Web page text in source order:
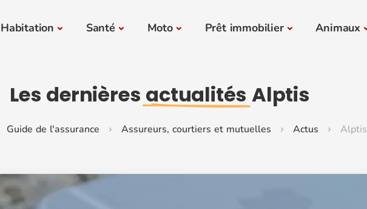
Habitation Santé Moto Prêt immobilier Animaux
Les dernières actualités Alptis
Guide de l'assurance Assureurs, courtiers et mutuelles Actus Alptis